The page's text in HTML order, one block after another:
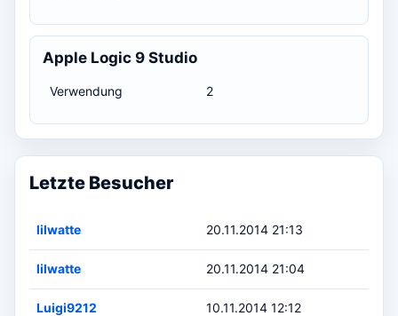
Apple Logic 9 Studio
Verwendung 2
Letzte Besucher
lilwatte 20.11.2014 21:13
lilwatte 20.11.2014 21:04
Luigi9212 10.11.2014 12:12